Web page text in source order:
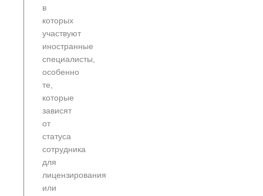
в
которых
участвуют
иностранные
специалисты,
особенно
те,
которые
зависят
от
статуса
сотрудника
для
лицензирования
или